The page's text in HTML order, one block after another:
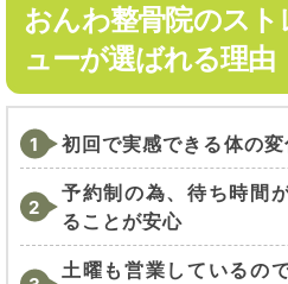
おんわ整骨院のス
ューが選ばれる理由
初回で実感できる体の
予約制の為、待ち時間
ることが安心
土曜も営業しているの